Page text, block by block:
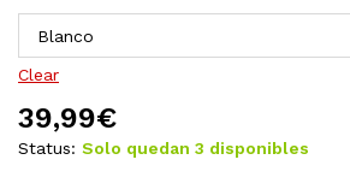
Clear
39,99€
Status: Solo quedan 3 disponibles